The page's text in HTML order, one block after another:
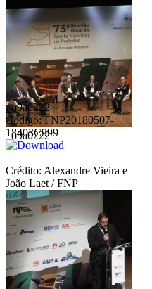
_o9a0222
_o9a0222
Código: FNP20180507-
18403C999
Crédito: Alexandre Vieira e
João Laet / FNP